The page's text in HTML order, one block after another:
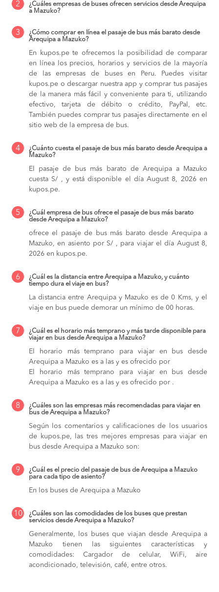
2
¿Cuáles empresas de buses ofrecen servicios desde Arequipa
a Mazuko?
3
¿Cómo comprar en línea el pasaje de bus más barato desde
Arequipa a Mazuko?
En kupos.pe te ofrecemos la posibilidad de comparar
en línea los precios, horarios y servicios de la mayoría
de las empresas de buses en Peru. Puedes visitar
kupos.pe o descargar nuestra app y comprar tus pasajes
de la manera más fácil y conveniente para ti, utilizando
efectivo, tarjeta de débito o crédito, PayPal, etc.
También puedes comprar tus pasajes directamente en el
sitio web de la empresa de bus.
4
¿Cuánto cuesta el pasaje de bus más barato desde Arequipa a
Mazuko?
El pasaje de bus más barato de Arequipa a Mazuko
cuesta S/ , y está disponible el día August 8, 2026 en
kupos.pe.
5
¿Cuál empresa de bus ofrece el pasaje de bus más barato
desde Arequipa a Mazuko?
ofrece el pasaje de bus más barato desde Arequipa a
Mazuko, en asiento por S/ , para viajar el día August 8,
2026 en kupos.pe.
6
¿Cuál es la distancia entre Arequipa a Mazuko, y cuánto
tiempo dura el viaje en bus?
La distancia entre Arequipa y Mazuko es de 0 Kms, y el
viaje en bus puede demorar un mínimo de 00 horas.
7
¿Cuál es el horario más temprano y más tarde disponible para
viajar en bus desde Arequipa a Mazuko?
El horario más temprano para viajar en bus desde
Arequipa a Mazuko es a las y es ofrecido por
El horario más temprano para viajar en bus desde
Arequipa a Mazuko es a las y es ofrecido por .
8
¿Cuáles son las empresas más recomendadas para viajar en
bus de Arequipa a Mazuko?
Según los comentarios y calificaciones de los usuarios
de kupos.pe, las tres mejores empresas para viajar en
bus desde Arequipa a Mazuko son:
9
¿Cuál es el precio del pasaje de bus de Arequipa a Mazuko
para cada tipo de asiento?
En los buses de Arequipa a Mazuko
10
¿Cuáles son las comodidades de los buses que prestan
servicios desde Arequipa a Mazuko?
Generalmente, los buses que viajan desde Arequipa a
Mazuko tienen las siguientes características y
comodidades: Cargador de celular, WiFi, aire
acondicionado, televisión, café, entre otros.